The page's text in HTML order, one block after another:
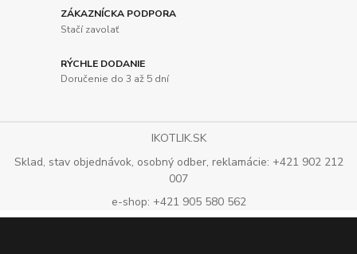
ZÁKAZNÍCKA PODPORA
Stačí zavolať
RÝCHLE DODANIE
Doručenie do 3 až 5 dní
IKOTLIK.SK
Sklad, stav objednávok, osobný odber, reklamácie: +421 902 212
007
e-shop: +421 905 580 562